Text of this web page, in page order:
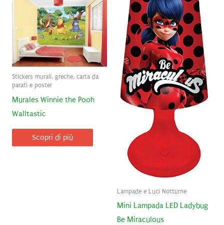
Stickers murali, greche, carta da
parati e poster
Murales Winnie the Pooh
Walltastic
Scopri di più
Lampade e Luci Notturne
Mini Lampada LED Ladybug
Be Miraculous